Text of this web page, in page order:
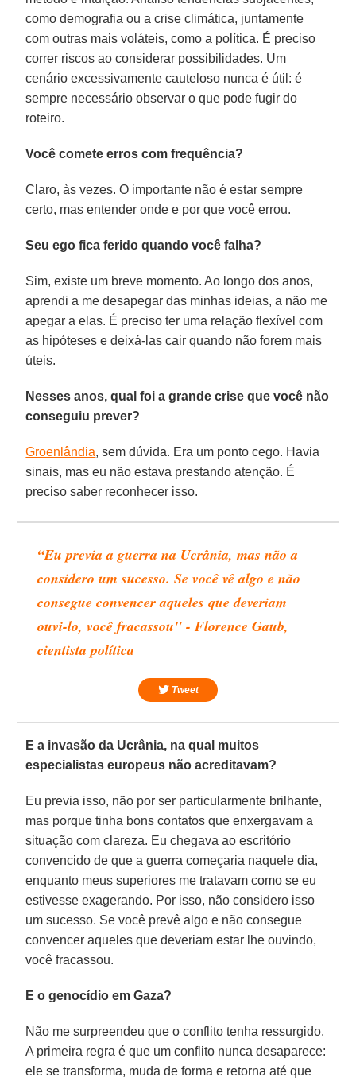
como demografia ou a crise climática, juntamente
com outras mais voláteis, como a política. É preciso
correr riscos ao considerar possibilidades. Um
cenário excessivamente cauteloso nunca é útil: é
sempre necessário observar o que pode fugir do
roteiro.
Você comete erros com frequência?
Claro, às vezes. O importante não é estar sempre
certo, mas entender onde e por que você errou.
Seu ego fica ferido quando você falha?
Sim, existe um breve momento. Ao longo dos anos,
aprendi a me desapegar das minhas ideias, a não me
apegar a elas. É preciso ter uma relação flexível com
as hipóteses e deixá-las cair quando não forem mais
úteis.
Nesses anos, qual foi a grande crise que você não
conseguiu prever?
Groenlândia, sem dúvida. Era um ponto cego. Havia
sinais, mas eu não estava prestando atenção. É
preciso saber reconhecer isso.
“Eu previa a guerra na Ucrânia, mas não a
considero um sucesso. Se você vê algo e não
consegue convencer aqueles que deveriam
ouvi-lo, você fracassou" - Florence Gaub,
cientista política
Tweet
E a invasão da Ucrânia, na qual muitos
especialistas europeus não acreditavam?
Eu previa isso, não por ser particularmente brilhante,
mas porque tinha bons contatos que enxergavam a
situação com clareza. Eu chegava ao escritório
convencido de que a guerra começaria naquele dia,
enquanto meus superiores me tratavam como se eu
estivesse exagerando. Por isso, não considero isso
um sucesso. Se você prevê algo e não consegue
convencer aqueles que deveriam estar lhe ouvindo,
você fracassou.
E o genocídio em Gaza?
Não me surpreendeu que o conflito tenha ressurgido.
A primeira regra é que um conflito nunca desaparece:
ele se transforma, muda de forma e retorna até que